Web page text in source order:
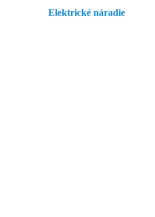
Elektrické náradie